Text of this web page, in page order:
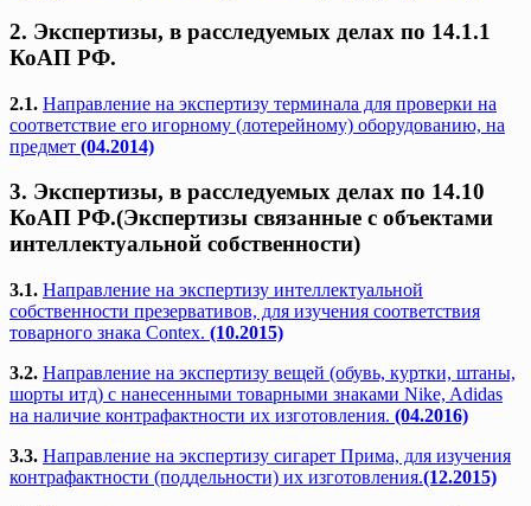
2. Экспертизы, в расследуемых делах по 14.1.1
КоАП РФ.
2.1. Направление на экспертизу терминала для проверки на
соответствие его игорному (лотерейному) оборудованию, на
предмет (04.2014)
3. Экспертизы, в расследуемых делах по 14.10
КоАП РФ.(Экспертизы связанные с объектами
интеллектуальной собственности)
3.1. Направление на экспертизу интеллектуальной
собственности презервативов, для изучения соответствия
товарного знака Contex. (10.2015)
3.2. Направление на экспертизу вещей (обувь, куртки, штаны,
шорты итд) с нанесенными товарными знаками Nike, Adidas
на наличие контрафактности их изготовления. (04.2016)
3.3. Направление на экспертизу сигарет Прима, для изучения
контрафактности (поддельности) их изготовления.(12.2015)